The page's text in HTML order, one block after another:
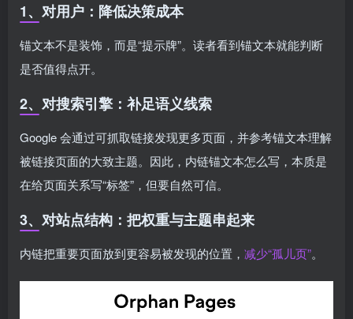
1、对用户：降低决策成本
锚文本不是装饰，而是“提示牌”。读者看到锚文本就能判断
是否值得点开。
2、对搜索引擎：补足语义线索
Google 会通过可抓取链接发现更多页面，并参考锚文本理解
被链接页面的大致主题。因此，内链锚文本怎么写，本质是
在给页面关系写“标签”，但要自然可信。
3、对站点结构：把权重与主题串起来
内链把重要页面放到更容易被发现的位置， 减少“孤儿页”。